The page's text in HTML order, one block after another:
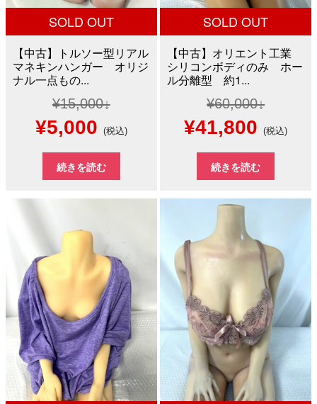
SOLD OUT
【中古】トルソー型リアル
マネキンハンガー オリジ
ナル一点もの...
¥15,000
元
の
価
格
は
¥15,000
で
し
た。
¥5,000現
在
の
は
¥5,000
で
す。
(税込)
続きを読む
SOLD OUT
【中古】オリエント工業
シリコンボディのみ ホー
ル分離型 約1...
¥60,000
元
の
価
は
¥60,000
で
し
た。
¥41,800 現
在
の
格
は
で
す。
(税込)
続きを読む